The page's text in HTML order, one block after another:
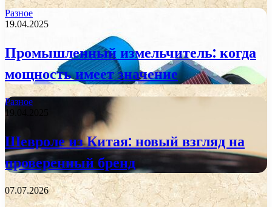
Разное
19.04.2025
Промышленный измельчитель: когда
мощность имеет значение
Разное
19.04.2025
Шевроле из Китая: новый взгляд на
проверенный бренд
07.07.2026